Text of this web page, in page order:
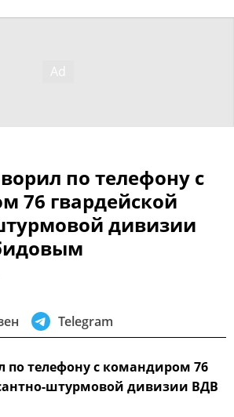
по телефону с
76 гвардейской
дивизии
Telegram
по телефону с командиром 76
штурмовой дивизии ВДВ